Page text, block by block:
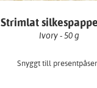
Strimlat
presentpåsar/
Ivory - 50 g
Snyggt till